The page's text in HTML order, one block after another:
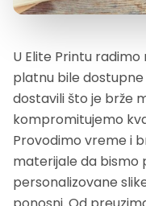
U Elite Printu
platnu bile
dostavili što je brže
kompromitujemo
Provodimo vreme i
materijale da bismo
personalizovane